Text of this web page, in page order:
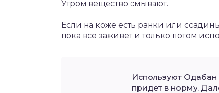
Утром вещество смывают.
Если на коже есть ранки или
пока все заживет и только потом
Используют Одабан
придет в норму.